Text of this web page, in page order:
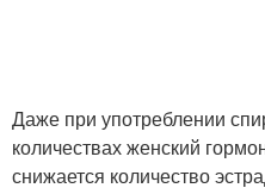
Даже при употреблении
количествах женский
снижается количество